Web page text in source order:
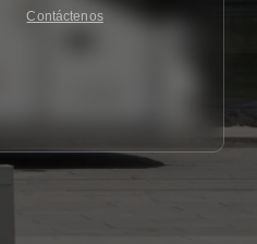
Contáctenos